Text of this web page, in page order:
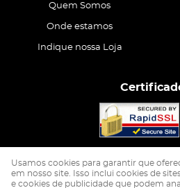
Quem Somos
Onde estamos
Indique nossa Loja
Usamos cookies para garantir que
em nosso site. Isso inclui cookies de
e cookies de publicidade que podem